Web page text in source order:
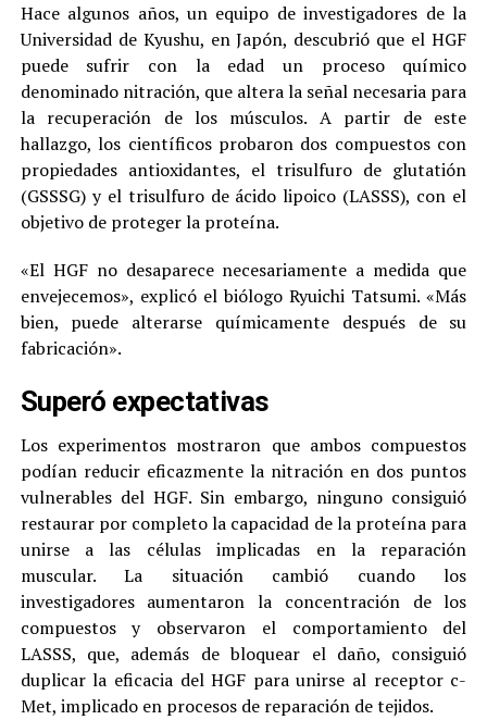
Hace algunos años, un equipo de investigadores de la
Universidad de Kyushu, en Japón, descubrió que el HGF
puede sufrir con la edad un proceso químico
denominado nitración, que altera la señal necesaria para
la recuperación de los músculos. A partir de este
hallazgo, los científicos probaron dos compuestos con
propiedades antioxidantes, el trisulfuro de glutatión
(GSSSG) y el trisulfuro de ácido lipoico (LASSS), con el
objetivo de proteger la proteína.
«El HGF no desaparece necesariamente a medida que
envejecemos», explicó el biólogo Ryuichi Tatsumi. «Más
bien, puede alterarse químicamente después de su
fabricación».
Superó expectativas
Los experimentos mostraron que ambos compuestos
podían reducir eficazmente la nitración en dos puntos
vulnerables del HGF. Sin embargo, ninguno consiguió
restaurar por completo la capacidad de la proteína para
unirse a las células implicadas en la reparación
muscular. La situación cambió cuando los
investigadores aumentaron la concentración de los
compuestos y observaron el comportamiento del
LASSS, que, además de bloquear el daño, consiguió
duplicar la eficacia del HGF para unirse al receptor c-
Met, implicado en procesos de reparación de tejidos.